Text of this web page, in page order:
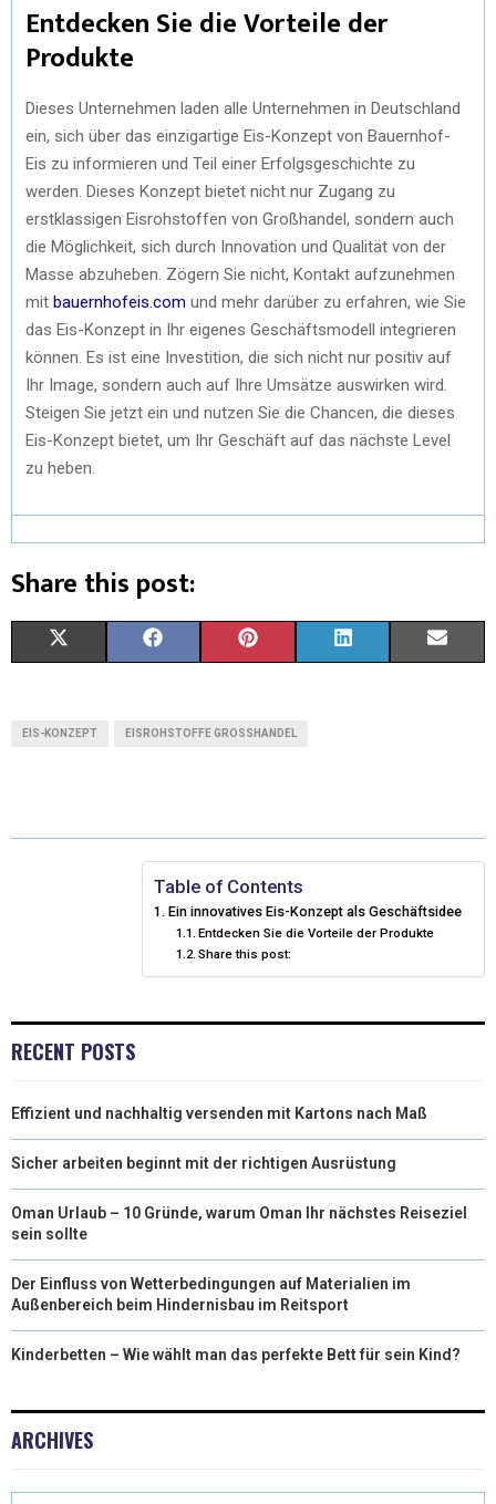
Entdecken Sie die Vorteile der
Produkte
Dieses Unternehmen laden alle Unternehmen in Deutschland
ein, sich über das einzigartige Eis-Konzept von Bauernhof-
Eis zu informieren und Teil einer Erfolgsgeschichte zu
werden. Dieses Konzept bietet nicht nur Zugang zu
erstklassigen Eisrohstoffen von Großhandel, sondern auch
die Möglichkeit, sich durch Innovation und Qualität von der
Masse abzuheben. Zögern Sie nicht, Kontakt aufzunehmen
mit bauernhofeis.com und mehr darüber zu erfahren, wie Sie
das Eis-Konzept in Ihr eigenes Geschäftsmodell integrieren
können. Es ist eine Investition, die sich nicht nur positiv auf
Ihr Image, sondern auch auf Ihre Umsätze auswirken wird.
Steigen Sie jetzt ein und nutzen Sie die Chancen, die dieses
Eis-Konzept bietet, um Ihr Geschäft auf das nächste Level
zu heben.
Share this post:
T O
O
K
R
E
S
T
D
N
EIS-KONZEPT EISROHSTOFFE GROSSHANDEL
Table of Contents
Ein innovatives Eis-Konzept als Geschäftsidee
Entdecken Sie die Vorteile der Produkte
Share this post:
RECENT POSTS
Effizient und nachhaltig versenden mit Kartons nach Maß
Sicher arbeiten beginnt mit der richtigen Ausrüstung
Oman Urlaub – 10 Gründe, warum Oman Ihr nächstes Reiseziel
sein sollte
Der Einfluss von Wetterbedingungen auf Materialien im
Außenbereich beim Hindernisbau im Reitsport
Kinderbetten – Wie wählt man das perfekte Bett für sein Kind?
ARCHIVES